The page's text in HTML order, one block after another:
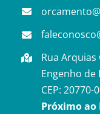
Rua
Engenho de
CEP: 20770-
Próximo ao